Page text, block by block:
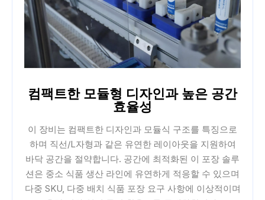
컴팩트한 모듈형 디자인과 높은 공간
효율성
이 장비는 컴팩트한 디자인과 모듈식 구조를 특징으로
하며 직선/L자형과 같은 유연한 레이아웃을 지원하여
바닥 공간을 절약합니다. 공간에 최적화된 이 포장 솔루
션은 중소 식품 생산 라인에 유연하게 적응할 수 있으며
다중 SKU, 다중 배치 식품 포장 요구 사항에 이상적이며